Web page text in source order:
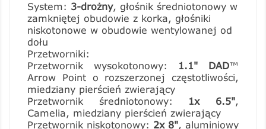
System: 3-drożny, głośnik średniotonowy w
zamkniętej obudowie z korka, głośniki
niskotonowe w obudowie wentylowanej od
dołu
Przetworniki:
Przetwornik wysokotonowy:
1.1" DAD™
Arrow Point o rozszerzonej częstotliwości,
miedziany pierścień zwierający
Przetwornik średniotonowy: 1x 6.5",
Camelia, miedziany pierścień zwierający
Przetwornik niskotonowy: 2x 8", aluminiowy